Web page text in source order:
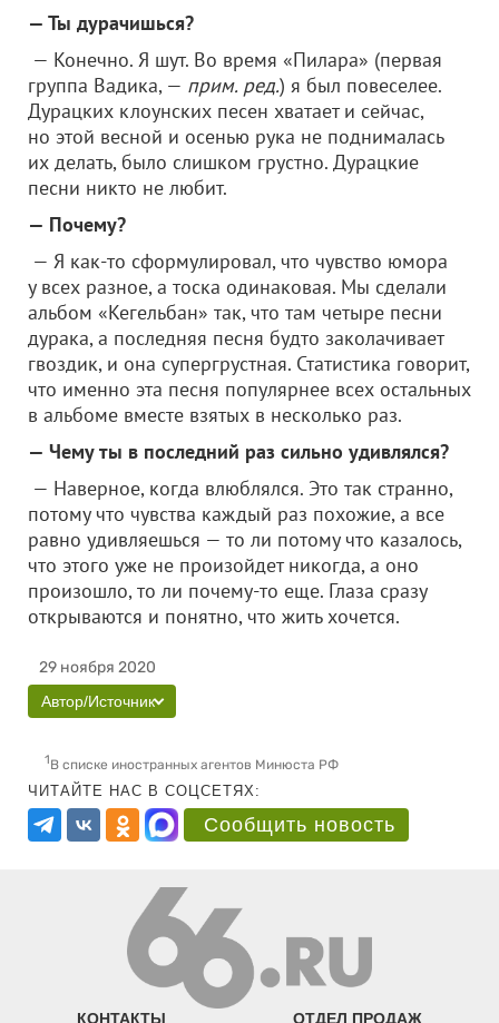
— Ты дурачишься?
— Конечно. Я шут. Во время «Пилара» (первая
группа Вадика, — прим. ред.) я был повеселее.
Дурацких клоунских песен хватает и сейчас,
но этой весной и осенью рука не поднималась
их делать, было слишком грустно. Дурацкие
песни никто не любит.
— Почему?
— Я как-то сформулировал, что чувство юмора
у всех разное, а тоска одинаковая. Мы сделали
альбом «Кегельбан» так, что там четыре песни
дурака, а последняя песня будто заколачивает
гвоздик, и она супергрустная. Статистика говорит,
что именно эта песня популярнее всех остальных
в альбоме вместе взятых в несколько раз.
— Чему ты в последний раз сильно удивлялся?
— Наверное, когда влюблялся. Это так странно,
потому что чувства каждый раз похожие, а все
равно удивляешься — то ли потому что казалось,
что этого уже не произойдет никогда, а оно
произошло, то ли почему-то еще. Глаза сразу
открываются и понятно, что жить хочется.
29 ноября 2020
Автор/Источник
1В списке иностранных агентов Минюста РФ
ЧИТАЙТЕ НАС В СОЦСЕТЯХ:
Сообщить новость
КОНТАКТЫ ОТДЕЛ ПРОДАЖ